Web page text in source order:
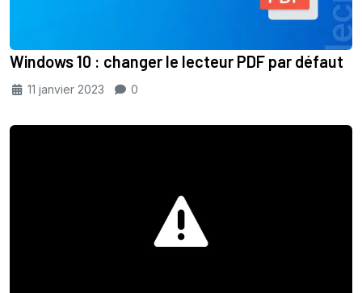
Windows 10 : changer le lecteur PDF par défaut
11 janvier 2023 0